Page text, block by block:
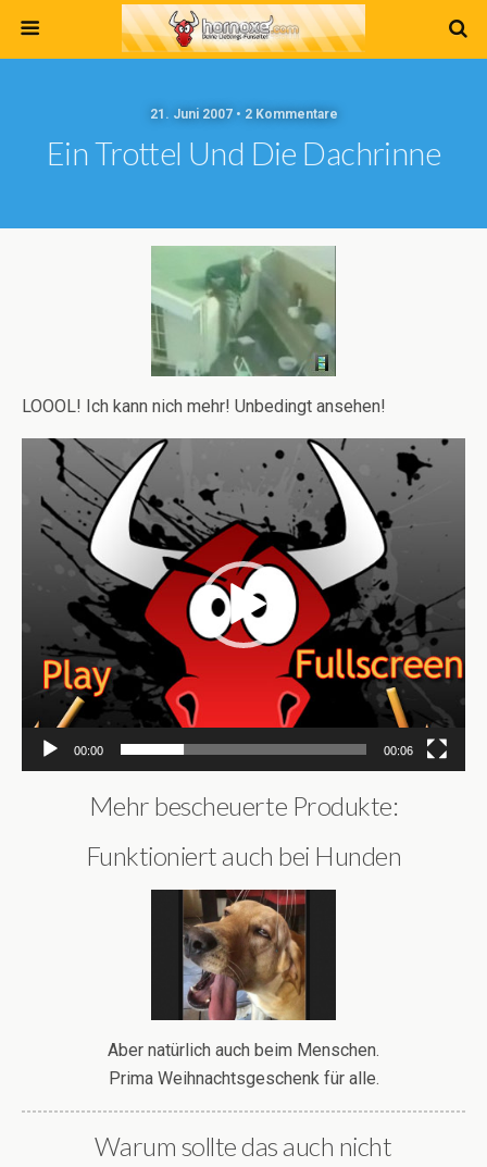
21. Juni 2007 • 2 Kommentare
Ein Trottel Und Die Dachrinne
LOOOL! Ich kann nich mehr! Unbedingt ansehen!
Video-
Player
00:00 00:06
Mehr bescheuerte Produkte:
Funktioniert auch bei Hunden
Aber natürlich auch beim Menschen.
Prima Weihnachtsgeschenk für alle.
Warum sollte das auch nicht